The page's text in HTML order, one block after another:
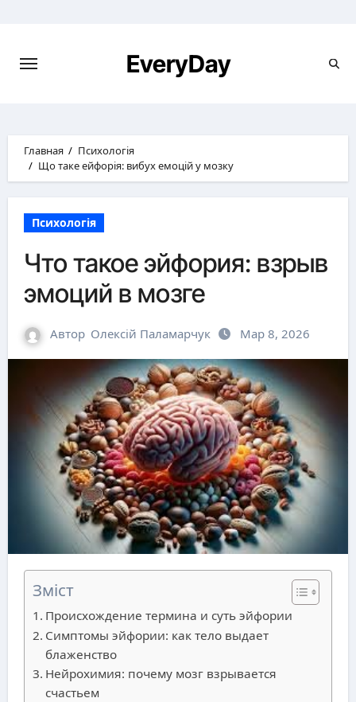
EveryDay
Главная
Психологія
Що таке ейфорія: вибух емоцій у мозку
Психологія
Что такое эйфория: взрыв
эмоций в мозге
Автор Олексій Паламарчук Мар 8, 2026
Зміст
Происхождение термина и суть эйфории
Симптомы эйфории: как тело выдает
блаженство
Нейрохимия: почему мозг взрывается
счастьем